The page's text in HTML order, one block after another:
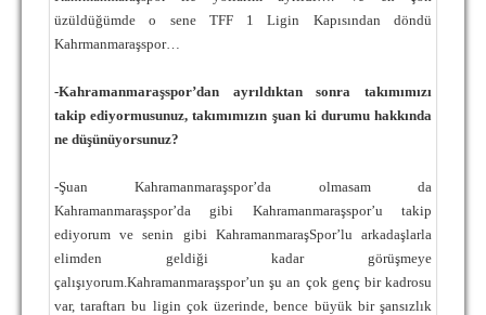
üzüldüğümde o sene TFF 1 Ligin Kapısından döndü
Kahrmanmaraşspor…
-Kahramanmaraşspor’dan ayrıldıktan sonra takımımızı
takip ediyormusunuz, takımımızın şuan ki durumu hakkında
ne düşünüyorsunuz?
-Şuan Kahramanmaraşspor’da olmasam da
Kahramanmaraşspor’da gibi Kahramanmaraşspor’u takip
ediyorum ve senin gibi KahramanmaraşSpor’lu arkadaşlarla
elimden geldiği kadar görüşmeye
çalışıyorum.Kahramanmaraşspor’un şu an çok genç bir kadrosu
var, taraftarı bu ligin çok üzerinde, bence büyük bir şansızlık